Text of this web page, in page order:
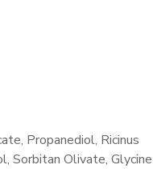
Propanediol, Ricinus
Sorbitan Olivate, Glycine